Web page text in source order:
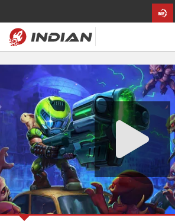
Magazín
Recenze
Videa
Soutěže
Databáze
Komunita